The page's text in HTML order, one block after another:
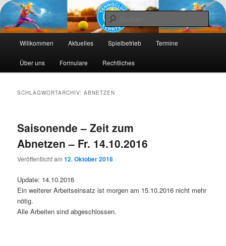
Tennis-Vehrte
Die Webseite des Tennisclub Vehrte e. V.
Zum
primären
Zum
sekundären
Willkommen Aktuelles Spielbetrieb Termine
Über uns Formulare Rechtliches
SCHLAGWORTARCHIV:ABNETZEN
Saisonende – Zeit zum
Abnetzen – Fr. 14.10.2016
Veröffentlicht am12. Oktober 2016
Update: 14.10.2016
Ein weiterer Arbeitseinsatz ist morgen am 15.10.2016 nicht mehr
nötig.
Alle Arbeiten sind abgeschlossen.